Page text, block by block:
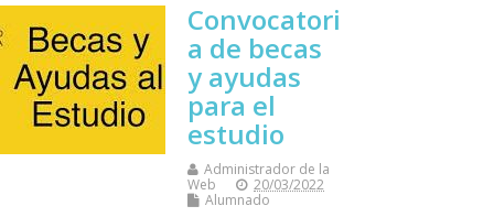
Convocatori
a de becas
y ayudas
para el
estudio
Administrador de la
Web
20/03/2022
Alumnado